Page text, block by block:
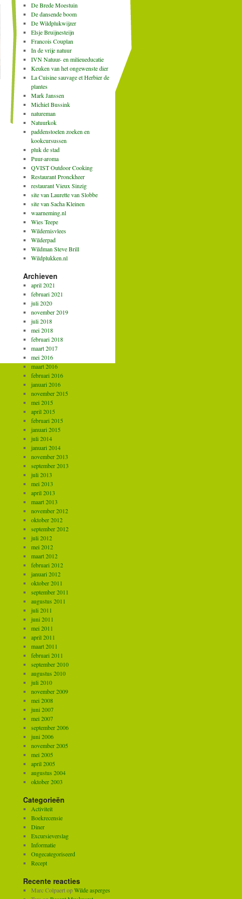
De Brede Moestuin
De dansende boom
De Wildplukwijzer
Elsje Bruijnesteijn
Francois Couplan
In de vrije natuur
IVN Natuur- en milieueducatie
Keuken van het ongewenste dier
La Cuisine sauvage et Herbier de
plantes
Mark Janssen
Michiel Bussink
natureman
Natuurkok
paddenstoelen zoeken en
kookcursussen
pluk de stad
Puur-aroma
QVIST Outdoor Cooking
Restaurant Pronckheer
restaurant Vieux Sinzig
site van Laurette van Slobbe
site van Sacha Kleinen
waarneming.nl
Wies Teepe
Wildernisvlees
Wilderpad
Wildman Steve Brill
Wildplukken.nl
Archieven
april 2021
februari 2021
juli 2020
november 2019
juli 2018
mei 2018
februari 2018
maart 2017
mei 2016
maart 2016
februari 2016
januari 2016
november 2015
mei 2015
april 2015
februari 2015
januari 2015
juli 2014
januari 2014
november 2013
september 2013
juli 2013
mei 2013
april 2013
maart 2013
november 2012
oktober 2012
september 2012
juli 2012
mei 2012
maart 2012
februari 2012
januari 2012
oktober 2011
september 2011
augustus 2011
juli 2011
juni 2011
mei 2011
april 2011
maart 2011
februari 2011
september 2010
augustus 2010
juli 2010
november 2009
mei 2008
juni 2007
mei 2007
september 2006
juni 2006
november 2005
mei 2005
april 2005
augustus 2004
oktober 2003
Categorieën
Activiteit
Boekrecensie
Diner
Excursieverslag
Informatie
Ongecategoriseerd
Recept
Recente reacties
Marc ColpaertopWilde asperges